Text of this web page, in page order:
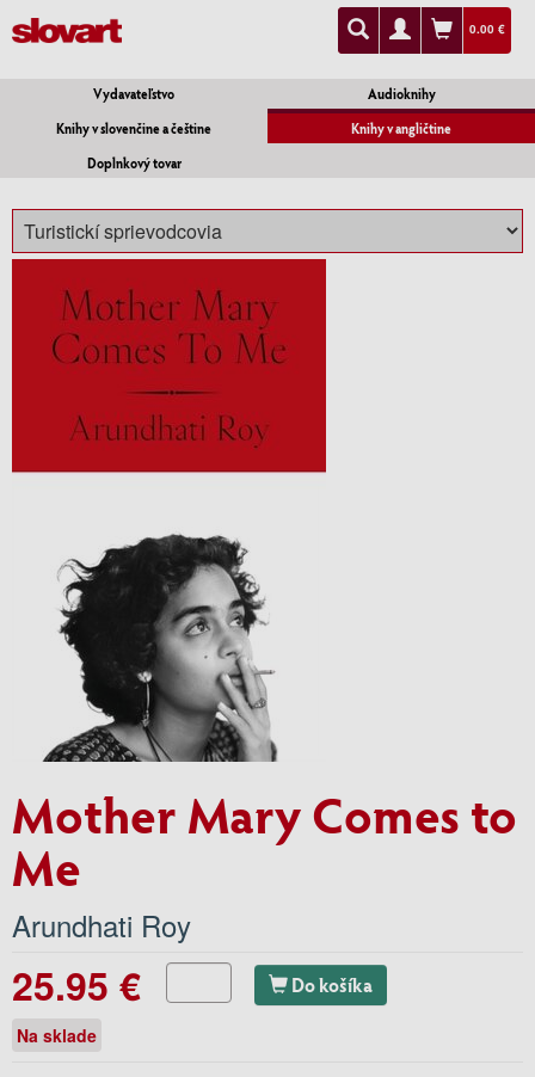
0.00 €
Vydavateľstvo
Audioknihy
Knihy v slovenčine a češtine
Knihy v angličtine
Doplnkový tovar
Mother Mary Comes to
Me
Arundhati Roy
25.95 € Do košíka
Na sklade